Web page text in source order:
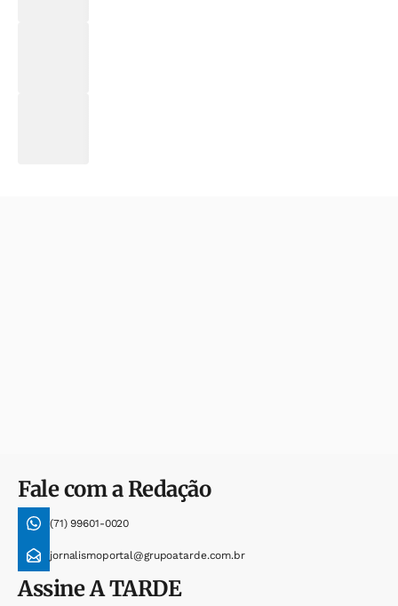
Fale com a Redação
(71) 99601-0020
jornalismoportal@grupoatarde.com.br
AssineA TARDE